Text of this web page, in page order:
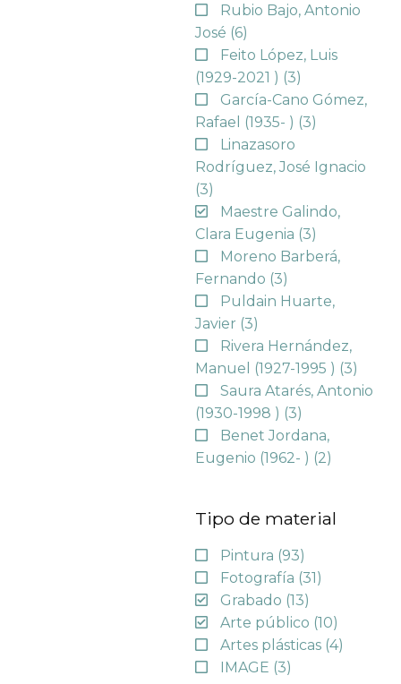
Rubio Bajo, Antonio
José (6)
Feito López, Luis
(1929-2021 ) (3)
García-Cano Gómez,
Rafael (1935- ) (3)
Linazasoro
Rodríguez, José Ignacio
(3)
Maestre Galindo,
Clara Eugenia (3)
Moreno Barberá,
Fernando (3)
Puldain Huarte,
Javier (3)
Rivera Hernández,
Manuel (1927-1995 ) (3)
Saura Atarés, Antonio
(1930-1998 ) (3)
Benet Jordana,
Eugenio (1962- ) (2)
Tipo de material
Pintura (93)
Fotografía (31)
Grabado (13)
Arte público (10)
Artes plásticas (4)
IMAGE (3)